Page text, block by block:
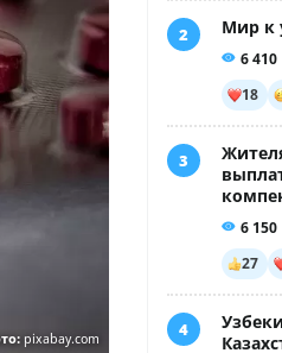
pixabay.com